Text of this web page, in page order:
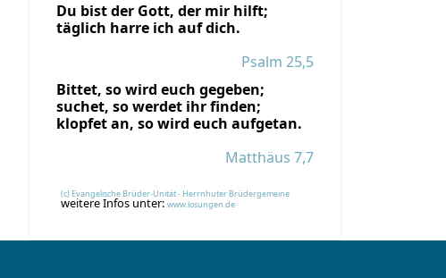
Du bist der Gott, der mir hilft;
täglich harre ich auf dich.
Psalm 25,5
Bittet, so wird euch gegeben;
suchet, so werdet ihr finden;
klopfet an, so wird euch aufgetan.
Matthäus 7,7
(c) Evangelische Brüder-Unität - Herrnhuter Brüdergemeine
weitere Infos unter: www.losungen.de